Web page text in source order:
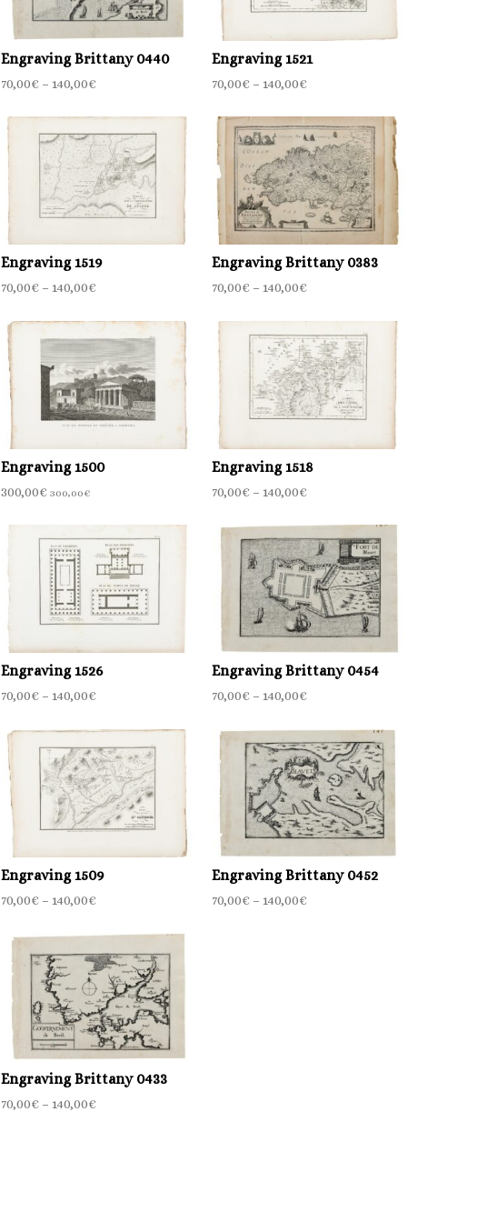
Engraving Brittany 0440
70,00€ – 140,00€
Engraving 1521
70,00€ – 140,00€
Engraving 1519
70,00€ – 140,00€
Engraving Brittany 0383
70,00€ – 140,00€
Engraving 1500
300,00€ 300,00€
Engraving 1518
70,00€ – 140,00€
Engraving 1526
70,00€ – 140,00€
Engraving Brittany 0454
70,00€ – 140,00€
Engraving 1509
70,00€ – 140,00€
Engraving Brittany 0452
70,00€ – 140,00€
Engraving Brittany 0433
70,00€ – 140,00€